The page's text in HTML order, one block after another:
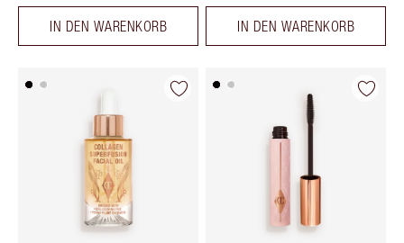
IN DEN WARENKORB IN DEN WARENKORB